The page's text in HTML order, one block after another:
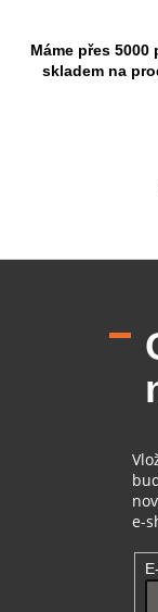
Máme přes 5000
skladem na
e-